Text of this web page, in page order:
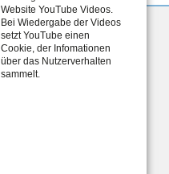
Website YouTube Videos.
Bei Wiedergabe der Videos
setzt YouTube einen
Cookie, der Infomationen
über das Nutzerverhalten
sammelt.